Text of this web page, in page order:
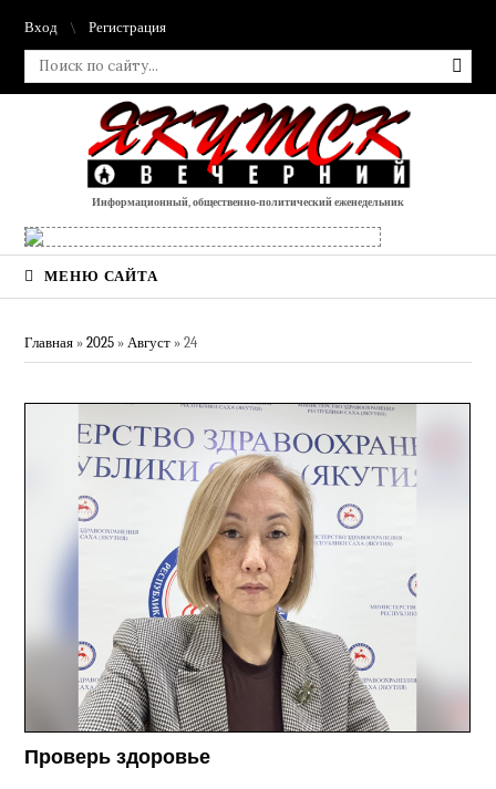
Вход Регистрация
Информационный, общественно-политический еженедельник
МЕНЮ САЙТА
Главная »2025 » Август » 24
Проверь здоровье